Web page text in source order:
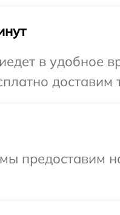
в удобное
доставим
предоставим